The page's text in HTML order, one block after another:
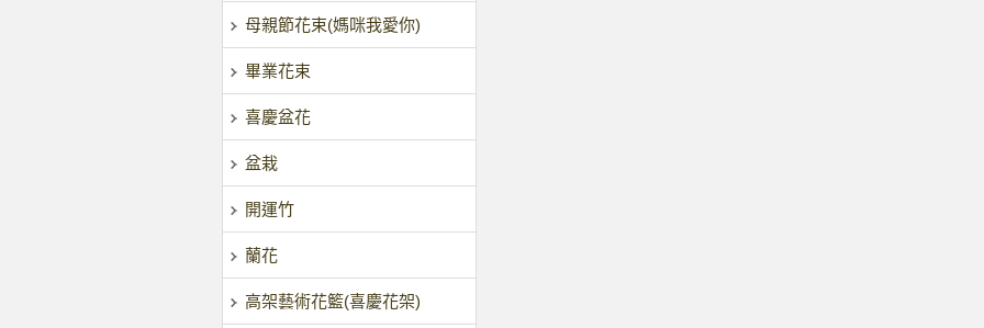
母親節花束(媽咪我愛你)
畢業花束
喜慶盆花
盆栽
開運竹
蘭花
高架藝術花籃(喜慶花架)